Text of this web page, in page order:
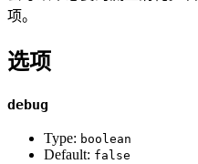
项。
选项
debug
Type: boolean
Default: false